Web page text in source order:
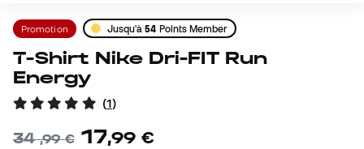
Promotion Jusqu'à54 Points Member
T-Shirt Nike Dri-FIT Run
Energy
(1)
34,99 € 17,99 €